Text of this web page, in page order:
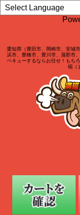
愛知県（豊田市、岡崎市、安城
浜市、豊橋市、豊川市、蒲郡市
ベキューするならお任せ！もち
福（